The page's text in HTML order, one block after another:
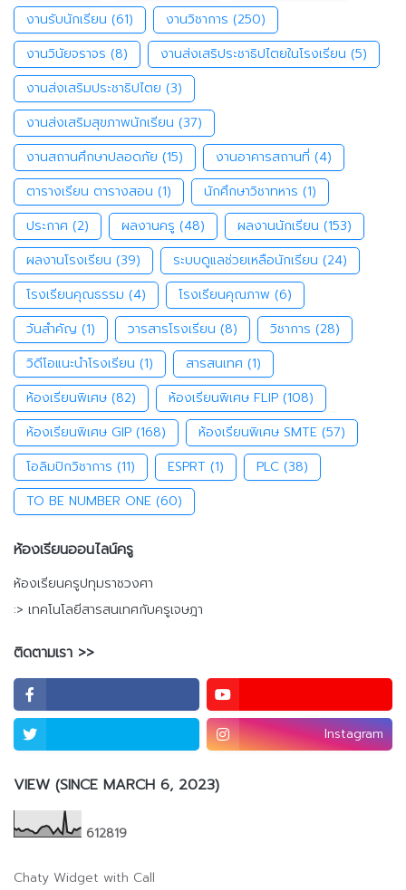
งานรับนักเรียน (61) งานวิชาการ (250)
งานวินัยจราจร (8) งานส่งเสริประชาธิปไตยในโรงเรียน (5)
งานส่งเสริมประชาธิปไตย (3)
งานส่งเสริมสุขภาพนักเรียน (37)
งานสถานศึกษาปลอดภัย (15) งานอาคารสถานที่ (4)
ตารางเรียน ตารางสอน (1) นักศึกษาวิชาทหาร (1)
ประกาศ (2) ผลงานครู (48) ผลงานนักเรียน (153)
ผลงานโรงเรียน (39) ระบบดูแลช่วยเหลือนักเรียน (24)
โรงเรียนคุณธรรม (4) โรงเรียนคุณภาพ (6)
วันสำคัญ (1) วารสารโรงเรียน (8) วิชาการ (28)
วิดีโอแนะนำโรงเรียน (1) สารสนเทศ (1)
ห้องเรียนพิเศษ (82) ห้องเรียนพิเศษ FLIP (108)
ห้องเรียนพิเศษ GIP (168) ห้องเรียนพิเศษ SMTE (57)
โอลิมปิกวิชาการ (11) ESPRT (1) PLC (38)
TO BE NUMBER ONE (60)
ห้องเรียนออนไลน์ครู
ห้องเรียนครูปทุมราชวงศา
:> เทคโนโลยีสารสนเทศกับครูเจษฎา
ติดตามเรา >>
Instagram
VIEW (SINCE MARCH 6, 2023)
612819
Chaty Widget with Call